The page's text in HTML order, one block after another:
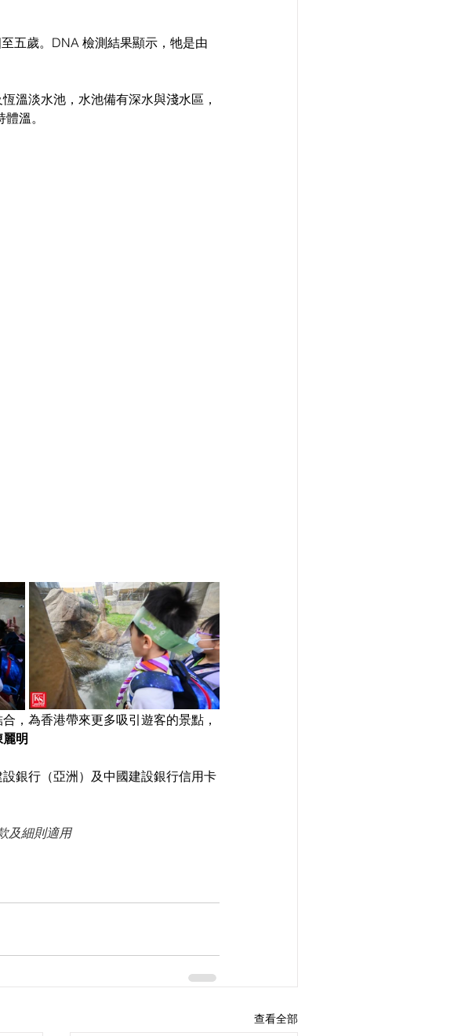
五歲。 DNA 檢測結果顯示，牠是由
溫淡水池，水池備有深水與淺水區，
溫。
，為香港帶來更多吸引遊客的景點，
明
銀行（亞洲）及中國建設銀行信用卡
及細則適用
查看全部